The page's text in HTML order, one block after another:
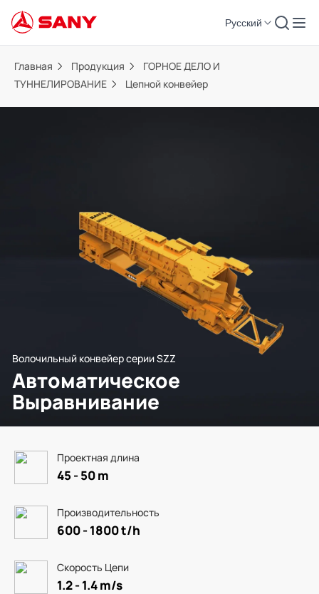
Русский
Главная Продукция
ГОРНОЕ ДЕЛО И
ТУННЕЛИРОВАНИЕ
Цепной конвейер
Волочильный конвейер серии SZZ
Автоматическое
Выравнивание
Проектная длина
45 - 50 m
Производительность
600 - 1800 t/h
Скорость Цепи
1.2 - 1.4 m/s